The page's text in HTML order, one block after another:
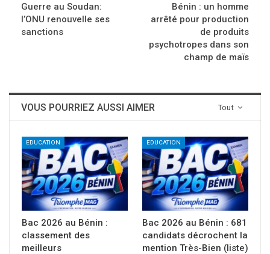
Guerre au Soudan:
l’ONU renouvelle ses
sanctions
Bénin : un homme
arrêté pour production
de produits
psychotropes dans son
champ de maïs
Tout
VOUS POURRIEZ AUSSI AIMER
EDUCATION
Bac 2026 au Bénin :
classement des
meilleurs
EDUCATION
Bac 2026 au Bénin : 681
candidats décrochent la
mention Très-Bien (liste)